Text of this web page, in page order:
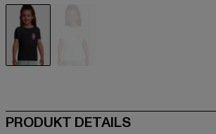
PRODUKT DETAILS